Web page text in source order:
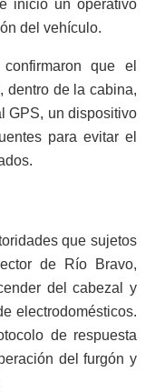
inició un operativo
del vehículo.
que el
dentro de la cabina,
GPS, un dispositivo
para evitar el
que sujetos
de Río Bravo,
del cabezal y
electrodomésticos.
de respuesta
del furgón y